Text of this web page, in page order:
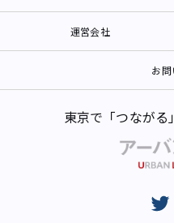
運営会社
お問
東京で「つながる